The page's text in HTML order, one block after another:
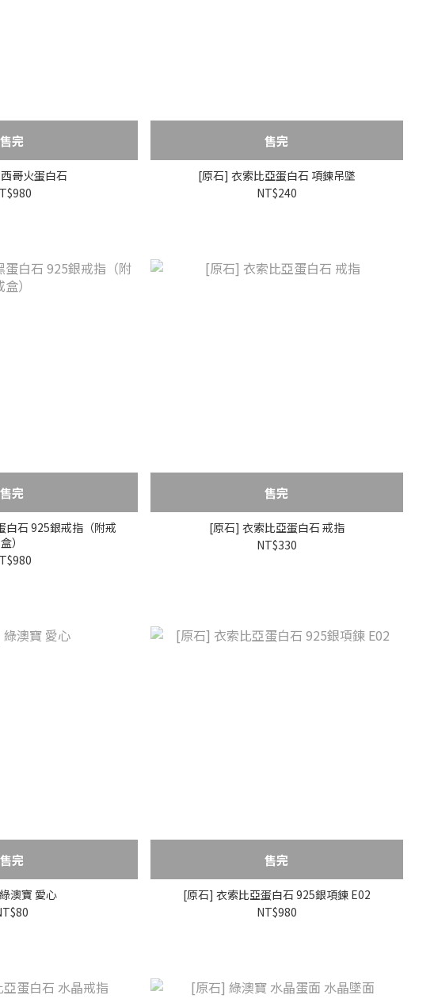
售完
哥火蛋白石
售完
[原石] 衣索比亞蛋白石 項鍊吊墜
NT$240
售完
白石 925銀戒指（附戒
盒）
售完
[原石] 衣索比亞蛋白石 戒指
NT$330
售完
澳寶 愛心
售完
[原石] 衣索比亞蛋白石 925銀項鍊 E02
NT$980